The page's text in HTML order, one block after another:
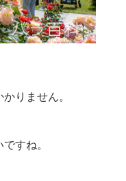
りません。
すね。